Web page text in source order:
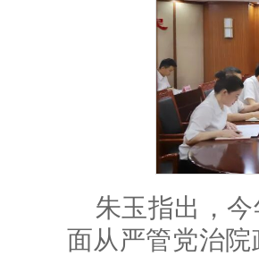
朱玉指出，
面从严管党治